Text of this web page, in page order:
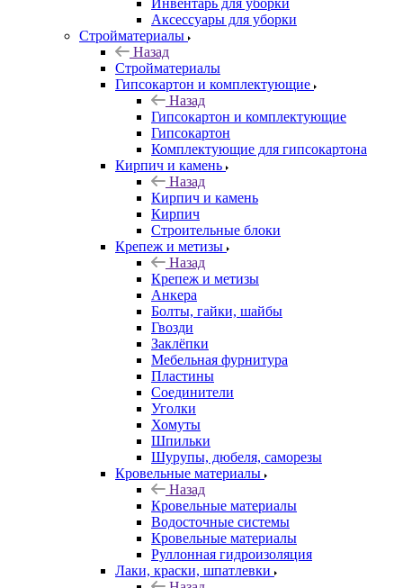
Инвентарь для уборки
Аксессуары для уборки
Стройматериалы
Назад
Стройматериалы
Гипсокартон и комплектующие
Назад
Гипсокартон и комплектующие
Гипсокартон
Комплектующие для гипсокартона
Кирпич и камень
Назад
Кирпич и камень
Кирпич
Строительные блоки
Крепеж и метизы
Назад
Крепеж и метизы
Анкера
Болты, гайки, шайбы
Гвозди
Заклёпки
Мебельная фурнитура
Пластины
Соединители
Уголки
Хомуты
Шпильки
Шурупы, дюбеля, саморезы
Кровельные материалы
Назад
Кровельные материалы
Водосточные системы
Кровельные материалы
Руллонная гидроизоляция
Лаки, краски, шпатлевки